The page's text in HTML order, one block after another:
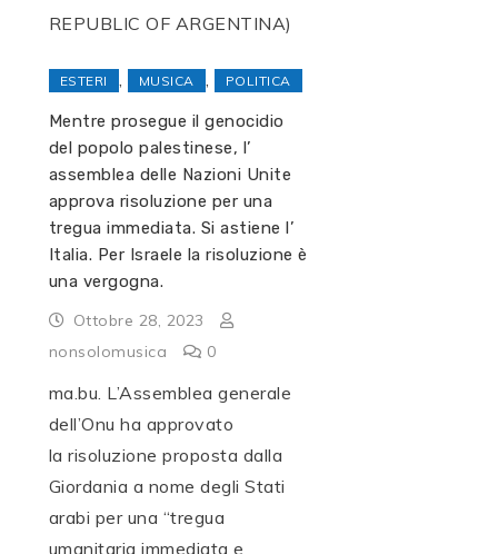
REPUBLIC OF ARGENTINA)
ESTERI MUSICA POLITICA
Mentre prosegue il genocidio
del popolo palestinese, l’
assemblea delle Nazioni Unite
approva risoluzione per una
tregua immediata. Si astiene l’
Italia. Per Israele la risoluzione è
una vergogna.
Ottobre 28, 2023
nonsolomusica
0
ma.bu. L’Assemblea generale
dell’Onu ha approvato
la risoluzione proposta dalla
Giordania a nome degli Stati
arabi per una “tregua
umanitaria immediata e